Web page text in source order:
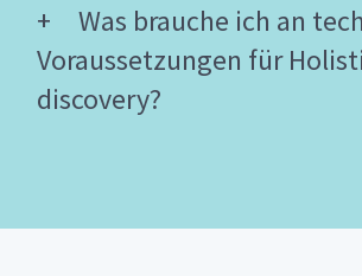
Was brauche ich an
Voraussetzungen für
discovery?